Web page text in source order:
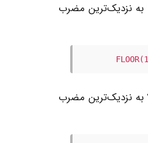
گرد کردن 17.5 به نزدیک‌ترین مضرب
گرد کردن -7.8 به نزدیک‌ترین مضرب